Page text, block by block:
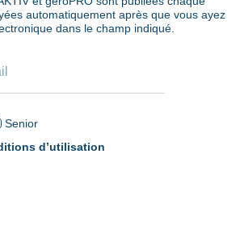
automatiquement après que vous ayez
dans le champ indiqué.
Senior
d’utilisation